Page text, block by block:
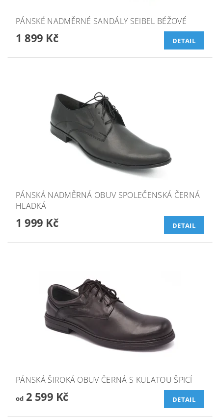
PÁNSKÉ NADMĚRNÉ SANDÁLY SEIBEL BÉŽOVÉ
1 899 Kč DETAIL
PÁNSKÁ NADMĚRNÁ OBUV SPOLEČENSKÁ ČERNÁ
HLADKÁ
1 999 Kč DETAIL
PÁNSKÁ ŠIROKÁ OBUV ČERNÁ S KULATOU ŠPICÍ
od2 599 Kč DETAIL